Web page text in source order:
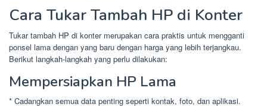
Cara Tukar Tambah HP di Konter
Tukar tambah HP di konter merupakan cara praktis untuk mengganti
ponsel lama dengan yang baru dengan harga yang lebih terjangkau.
Berikut langkah-langkah yang perlu dilakukan:
Mempersiapkan HP Lama
* Cadangkan semua data penting seperti kontak, foto, dan aplikasi.